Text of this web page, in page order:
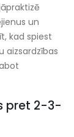
un
kad spiest
aizsardzības
pret 2-3-